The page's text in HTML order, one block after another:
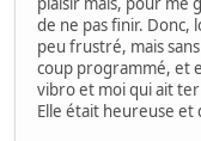
de ne pas finir. Donc,
peu frustré, mais
coup programmé, et
vibro et moi qui ait
Elle était heureuse et